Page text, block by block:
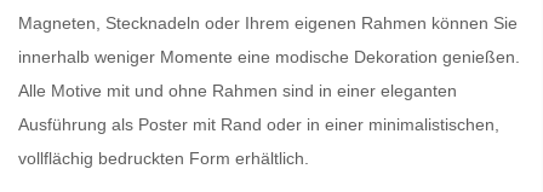
Magneten, Stecknadeln oder Ihrem eigenen Rahmen können Sie
innerhalb weniger Momente eine modische Dekoration genießen.
Alle Motive mit und ohne Rahmen sind in einer eleganten
Ausführung als Poster mit Rand oder in einer minimalistischen,
vollflächig bedruckten Form erhältlich.